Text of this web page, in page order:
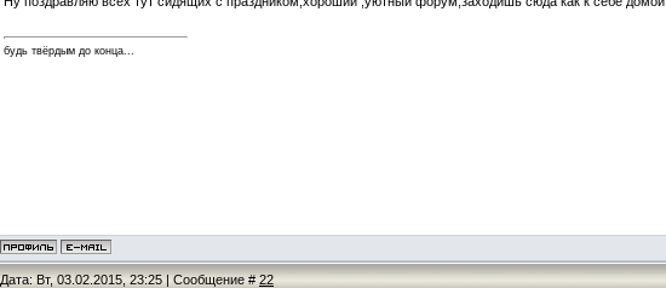
будь твёрдым до конца...
Дата: Вт, 03.02.2015, 23:25 | Сообщение # 22